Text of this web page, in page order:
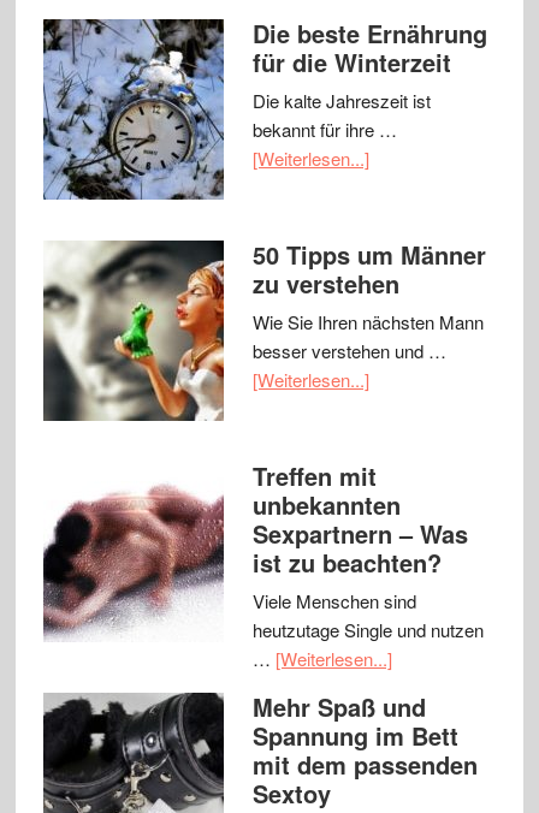
Die beste Ernährung
für die Winterzeit
Die kalte Jahreszeit ist
bekannt für ihre …
[Weiterlesen...]
50 Tipps um Männer
zu verstehen
Wie Sie Ihren nächsten Mann
besser verstehen und …
[Weiterlesen...]
Treffen mit
unbekannten
Sexpartnern – Was
ist zu beachten?
Viele Menschen sind
heutzutage Single und nutzen
… [Weiterlesen...]
Mehr Spaß und
Spannung im Bett
mit dem passenden
Sextoy